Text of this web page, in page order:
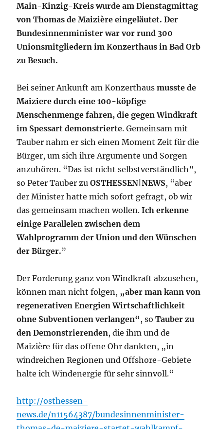
Main-Kinzig-Kreis wurde am Dienstagmittag
von Thomas de Maizière eingeläutet. Der
Bundesinnenminister war vor rund 300
Unionsmitgliedern im Konzerthaus in Bad Orb
zu Besuch.
Bei seiner Ankunft am Konzerthausmusste de
Maiziere durch eine 100-köpfige
Menschenmenge fahren, die gegen Windkraft
im Spessart demonstrierte. Gemeinsam mit
Tauber nahm er sich einen Moment Zeit für die
Bürger, um sich ihre Argumente und Sorgen
anzuhören. “Das ist nicht selbstverständlich”,
so Peter Tauber zuOSTHESSEN|NEWS, “aber
der Minister hatte mich sofort gefragt, ob wir
das gemeinsam machen wollen.Ich erkenne
einige Parallelen zwischen dem
Wahlprogramm der Union und den Wünschen
der Bürger.”
Der Forderung ganz von Windkraft abzusehen,
können man nicht folgen, „aber man kann von
regenerativen Energien Wirtschaftlichkeit
ohne Subventionen verlangen“ , soTauber zu
den Demonstrierenden, die ihm und de
Maizière für das offene Ohr dankten, „in
windreichen Regionen und Offshore-Gebiete
halte ich Windenergie für sehr sinnvoll.“
http://osthessen-
news.de/n11564387/bundesinnenminister-